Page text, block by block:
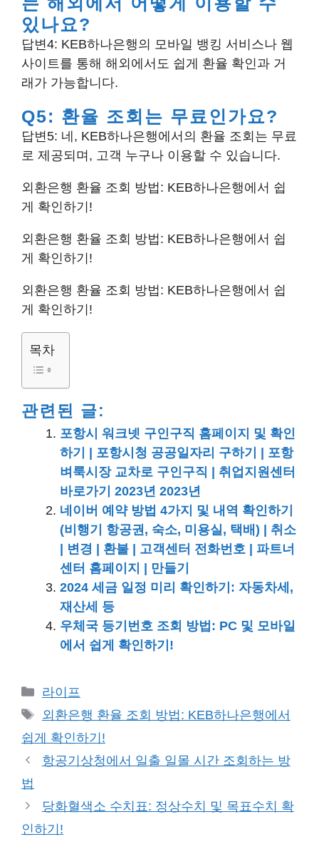
있나요?
답변4: KEB하나은행의 모바일 뱅킹 서비스나 웹
사이트를 통해 해외에서도 쉽게 환율 확인과 거
래가 가능합니다.
Q5: 환율 조회는 무료인가요?
답변5: 네, KEB하나은행에서의 환율 조회는 무료
로 제공되며, 고객 누구나 이용할 수 있습니다.
외환은행 환율 조회 방법: KEB하나은행에서 쉽
게 확인하기!
외환은행 환율 조회 방법: KEB하나은행에서 쉽
게 확인하기!
외환은행 환율 조회 방법: KEB하나은행에서 쉽
게 확인하기!
목차
관련된 글:
포항시 워크넷 구인구직 홈페이지 및 확인
하기 | 포항시청 공공일자리 구하기 | 포항
벼룩시장 교차로 구인구직 | 취업지원센터
바로가기 2023년 2023년
네이버 예약 방법 4가지 및 내역 확인하기
(비행기 항공권, 숙소, 미용실, 택배) | 취소
| 변경 | 환불 | 고객센터 전화번호 | 파트너
센터 홈페이지 | 만들기
2024 세금 일정 미리 확인하기: 자동차세,
재산세 등
우체국 등기번호 조회 방법: PC 및 모바일
에서 쉽게 확인하기!
카
테
리
라이프
태
그
외환은행 환율 조회 방법: KEB하나은행에서
쉽게 확인하기!
항공기상청에서 일출 일몰 시간 조회하는 방
법
당화혈색소 수치표: 정상수치 및 목표수치 확
인하기!